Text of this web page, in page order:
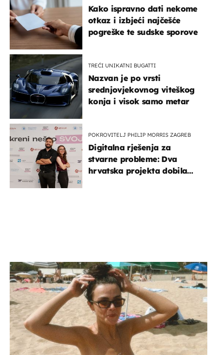
Kako ispravno dati nekome
otkaz i izbjeći najčešće
pogreške te sudske sporove
TREĆI UNIKATNI BUGATTI
Nazvan je po vrsti
srednjovjekovnog viteškog
konja i visok samo metar
POKROVITELJ PHILIP MORRIS ZAGREB
Digitalna rješenja za
stvarne probleme: Dva
hrvatska projekta dobila